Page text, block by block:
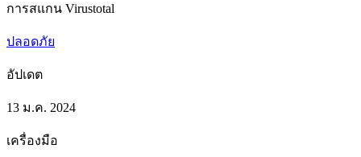
การสแกน Virustotal
ปลอดภัย
อัปเดต
13 ม.ค. 2024
เครื่องมือ